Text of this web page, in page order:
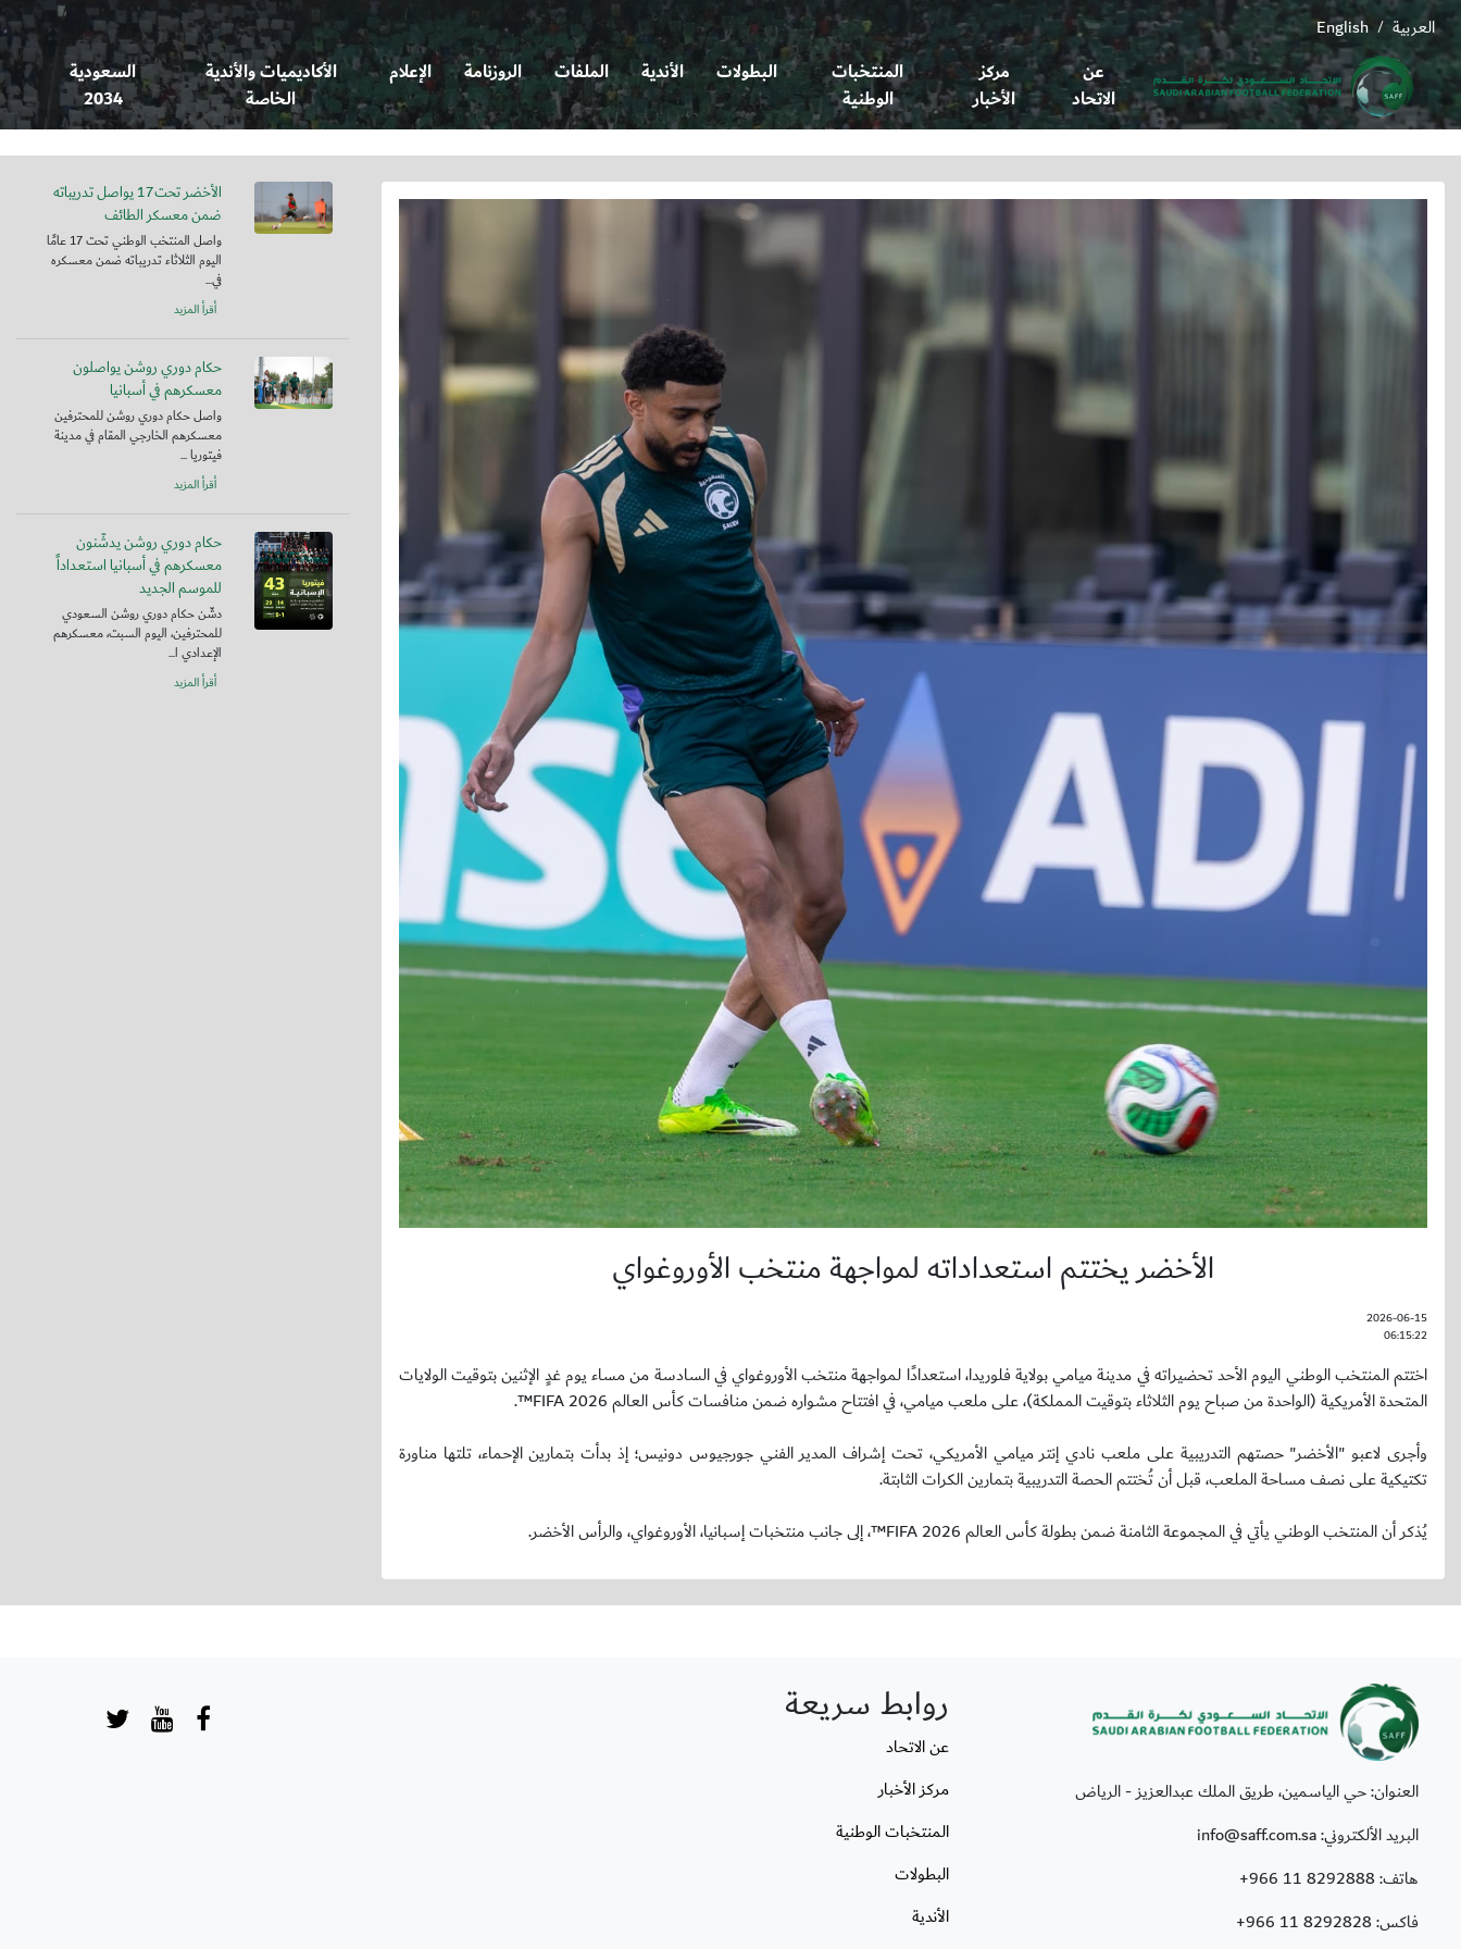
English / العربية
عن
الاتحاد
مركز
الأخبار
المنتخبات
الوطنية
البطولات الأندية الملفات الروزنامة الإعلام
الأكاديميات والأندية
الخاصة
السعودية
2034
الأخضر يختتم استعداداته لمواجهة منتخب الأوروغواي
2026-06-15
06:15:22
اختتم المنتخب الوطني اليوم الأحد تحضيراته في مدينة ميامي بولاية فلوريدا، استعدادًا لمواجهة منتخب الأوروغواي في السادسة من مساء يوم غدٍ الإثنين بتوقيت الولايات
المتحدة الأمريكية (الواحدة من صباح يوم الثلاثاء بتوقيت المملكة)، على ملعب ميامي، في افتتاح مشواره ضمن منافسات كأس العالم 2026 FIFA™.
وأجرى لاعبو "الأخضر" حصتهم التدريبية على ملعب نادي إنتر ميامي الأمريكي، تحت إشراف المدير الفني جورجيوس دونيس؛ إذ بدأت بتمارين الإحماء، تلتها مناورة
تكتيكية على نصف مساحة الملعب، قبل أن تُختتم الحصة التدريبية بتمارين الكرات الثابتة.
يُذكر أن المنتخب الوطني يأتي في المجموعة الثامنة ضمن بطولة كأس العالم 2026 FIFA™، إلى جانب منتخبات إسبانيا، الأوروغواي، والرأس الأخضر.
الأخضر تحت17 يواصل تدريباته
ضمن معسكر الطائف
واصل المنتخب الوطني تحت 17 عامًا
اليوم الثلاثاء تدريباته ضمن معسكره
في...
أقرأ المزيد
حكام دوري روشن يواصلون
معسكرهم في أسبانيا
واصل حكام دوري روشن للمحترفين
معسكرهم الخارجي المقام في مدينة
فيتوريا ...
أقرأ المزيد
حكام دوري روشن يدشّنون
معسكرهم في أسبانيا استعداداً
للموسم الجديد
دشّن حكام دوري روشن السعودي
للمحترفين، اليوم السبت، معسكرهم
الإعدادي ا...
أقرأ المزيد
العنوان: حي الياسمين، طريق الملك عبدالعزيز - الرياض
البريد الألكتروني: info@saff.com.sa
هاتف:+966 11 8292888
فاكس:+966 11 8292828
روابط سريعة
عن الاتحاد
مركز الأخبار
المنتخبات الوطنية
البطولات
الأندية